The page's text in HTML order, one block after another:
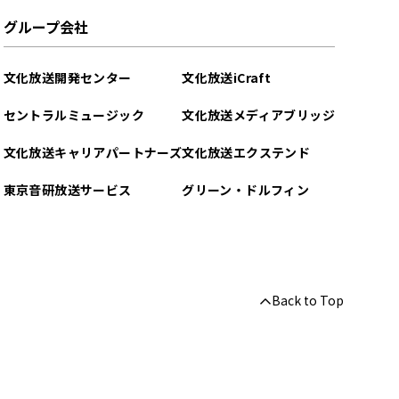
グループ会社
文化放送開発センター
セントラルミュージック
文化放送キャリアパートナーズ
東京音研放送サービス
文化放送iCraft
文化放送メディアブリッジ
文化放送エクステンド
グリーン・ドルフィン
Back to Top